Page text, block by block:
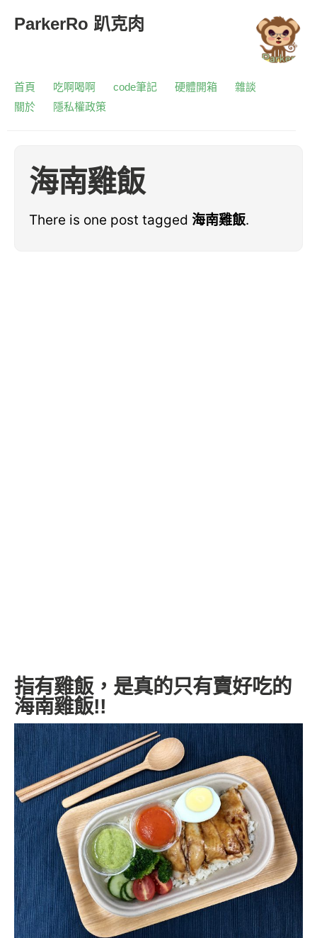
ParkerRo 趴克肉
首頁 吃啊喝啊 code筆記 硬體開箱
雜談
關於
隱私權政策
海南雞飯
There is one post tagged 海南雞飯.
指有雞飯，是真的只有賣好吃的
海南雞飯!!